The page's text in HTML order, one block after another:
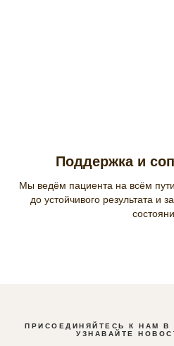
Поддержка и
Мы ведём пациента на всём
до устойчивого результата и
ПРИСОЕДИНЯЙТЕСЬ К НАМ
УЗНАВАЙТЕ